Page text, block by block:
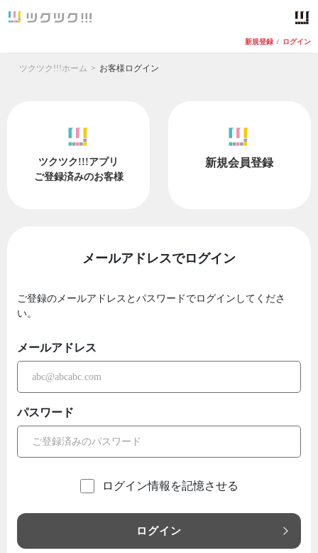
新規登録 / ログイン
ツクツク!!!ホーム お客様ログイン
ツクツク!!!アプリ
ご登録済みのお客様
新規会員登録
メールアドレスでログイン
ご登録のメールアドレスとパスワードでログインしてくださ
い。
メールアドレス
パスワード
ログイン情報を記憶させる
ログイン